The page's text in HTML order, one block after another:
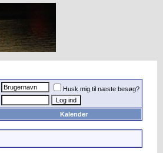
Husk mig til næste besøg?
Kalender